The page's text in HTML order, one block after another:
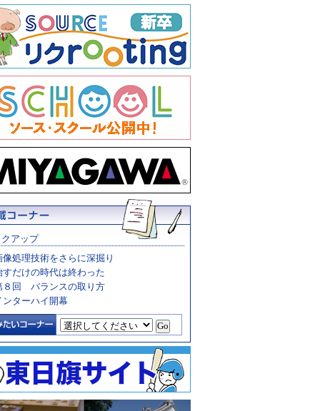
アップ
像処理技術をさらに深掘り
すだけの時代は終わった
８回 バランスの取り方
ンターハイ開幕